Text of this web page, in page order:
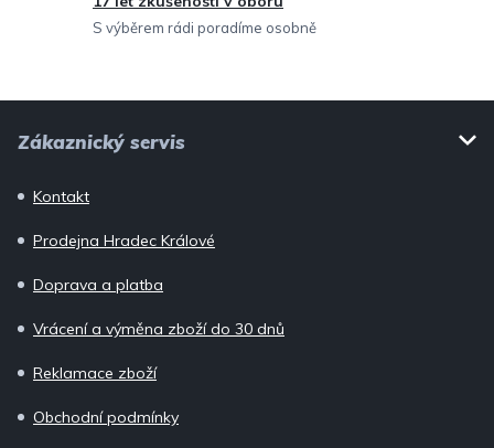
ý
S výběrem rádi poradíme osobně
Zákaznický servis
Kontakt
Prodejna Hradec Králové
Doprava a platba
Vrácení a výměna zboží do 30 dnů
Reklamace zboží
Obchodní podmínky